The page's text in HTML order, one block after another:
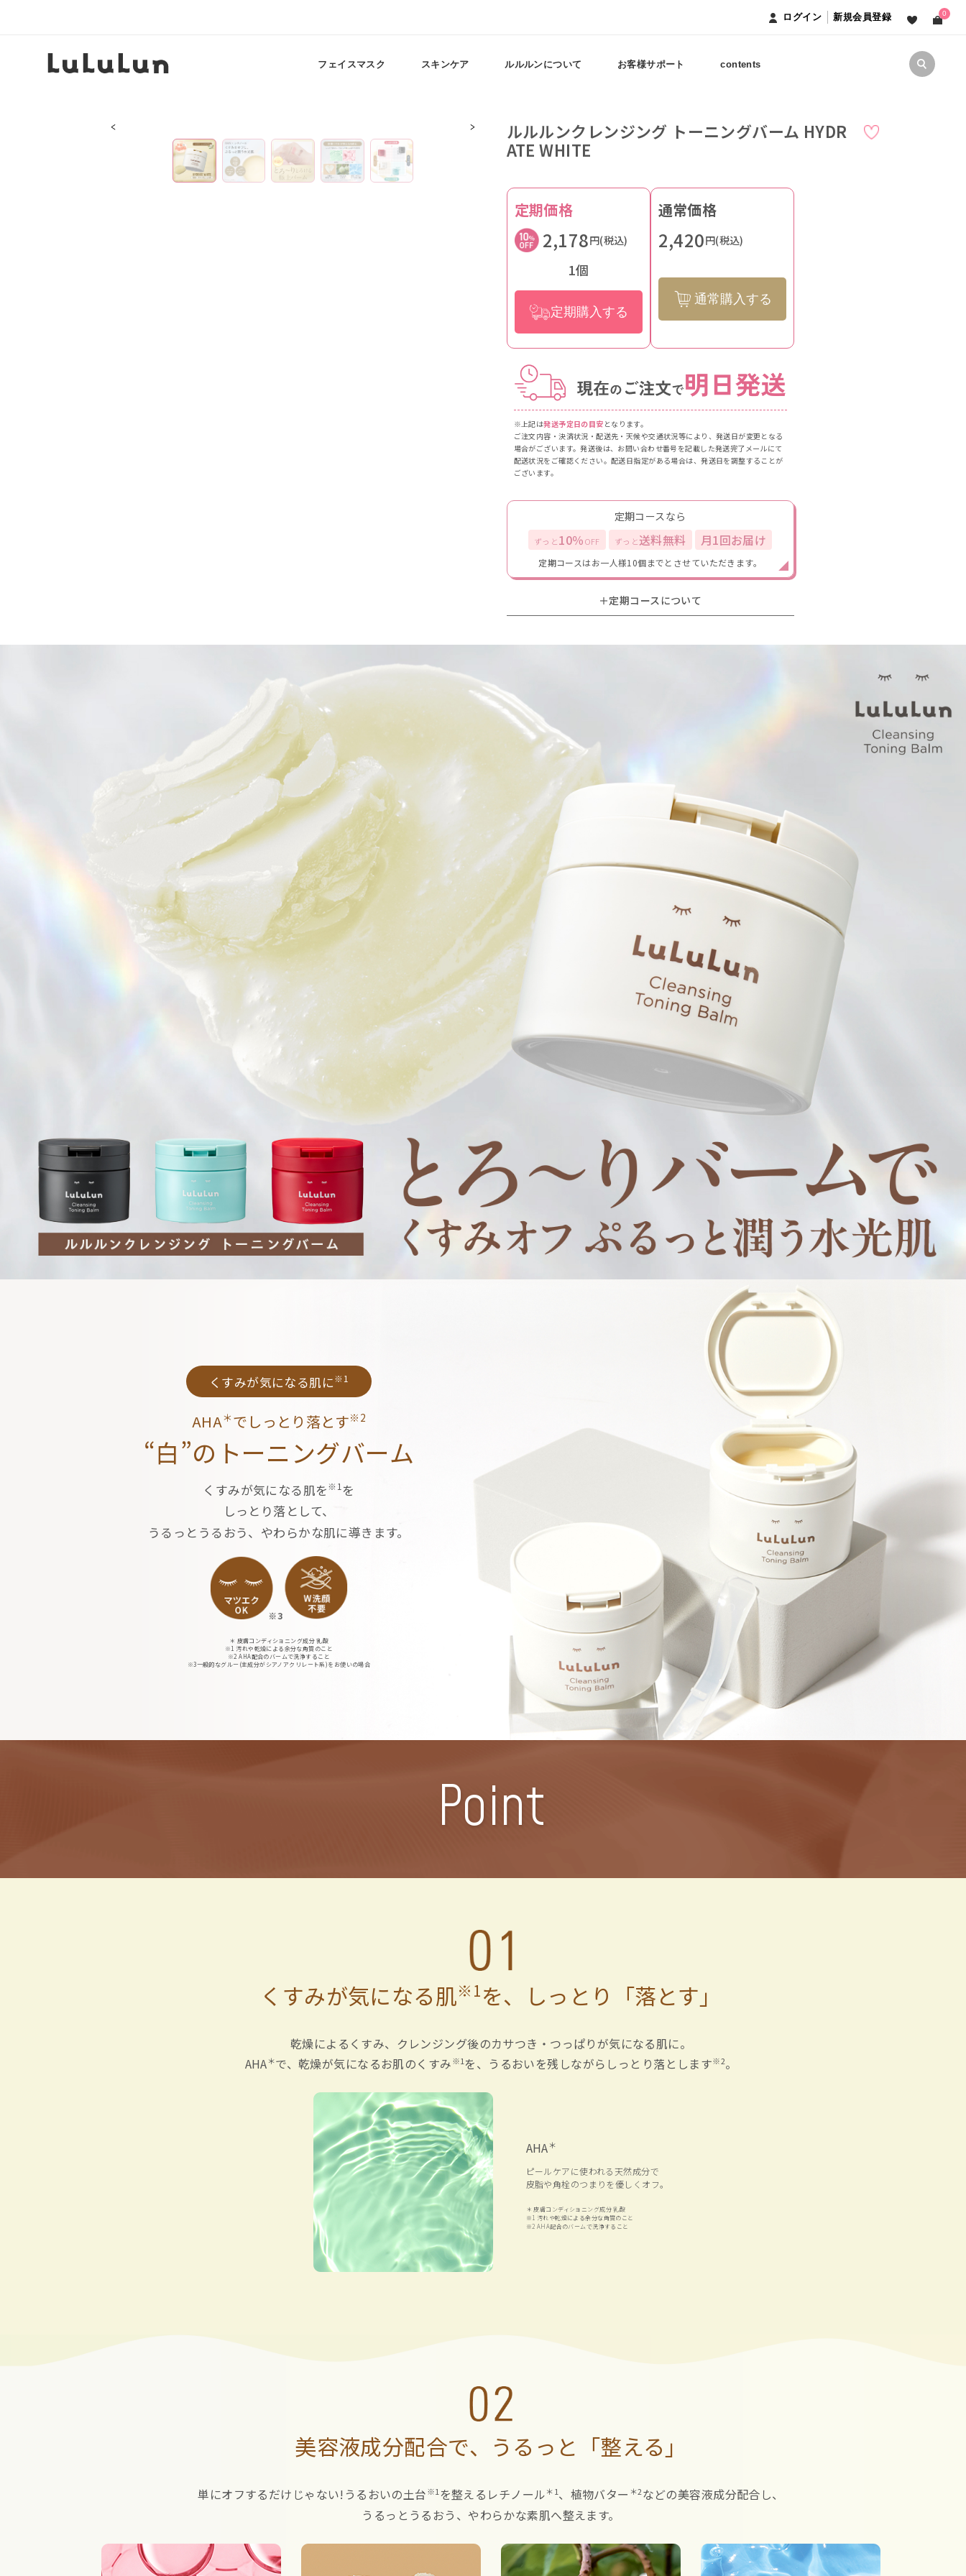
ログイン 新規会員登録 0
フェイスマスク スキンケア ルルルンについて お客様サポート contents
ルルルンクレンジング トーニングバーム HYDR
ATE WHITE
定期価格
2,178円(税込)
1個
定期購入する
通常価格
2,420円(税込)
通常購入する
※上記は発送予定日の目安 となります。
ご注文内容・決済状況・配送先・天候や交通状況等により、発送日が変更となる
場合がございます。発送後は、お問い合わせ番号を記載した発送完了メールにて
配送状況をご確認ください。配送日指定がある場合は、発送日を調整することが
ございます。
定期コースなら
ずっと10％OFF ずっと送料無料 月1回お届け
定期コースはお一人様10個までとさせていただきます。
＋定期コースについて
くすみが気になる肌に※1
AHA＊ でしっとり落とす※2
“白”のトーニングバーム
くすみが気になる肌を※1 を
しっとり落として、
うるっとうるおう、やわらかな肌に導きます。
＊ 皮膚コンディショニング成分 乳酸
※1 汚れや乾燥による余分な角質のこと
※2 AHA配合のバームで洗浄すること
※3一般的なグルー(主成分がシアノアクリレート系)をお使いの場合
Point
くすみが気になる肌※1を、 しっとり「落とす」
乾燥によるくすみ、 クレンジング後のカサつき・つっぱりが気になる肌に。
AHA＊で、乾燥が気になるお肌のくすみ※1 を、 うるおいを残しながらしっとり落とします※2。
AHA＊
ピールケアに使われる天然成分で
皮脂や角栓のつまりを優しくオフ。
＊ 皮膚コンディショニング成分 乳酸
※1 汚れや乾燥による余分な角質のこと
※2 AHA配合のバームで洗浄すること
美容液成分配合で、 うるっと「整える」
単にオフするだけじゃない! うるおいの土台※1を整えるレチノール＊1、 植物バター ＊2などの美容液成分配合し、
うるっとうるおう、やわらかな素肌へ整えます。